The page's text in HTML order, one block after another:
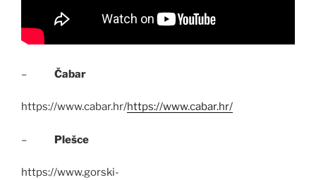
– Čabar
https://www.cabar.hr/https://www.cabar.hr/
– Plešce
https://www.gorski-